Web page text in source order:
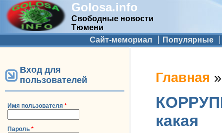
Golosa.info
Свободные новости
Тюмени
Дополнительное меню
Сайт-мемориал Популярные
Вход для
пользователей
Имя пользователя *
Пароль *
Вы здесь
Главная
какая